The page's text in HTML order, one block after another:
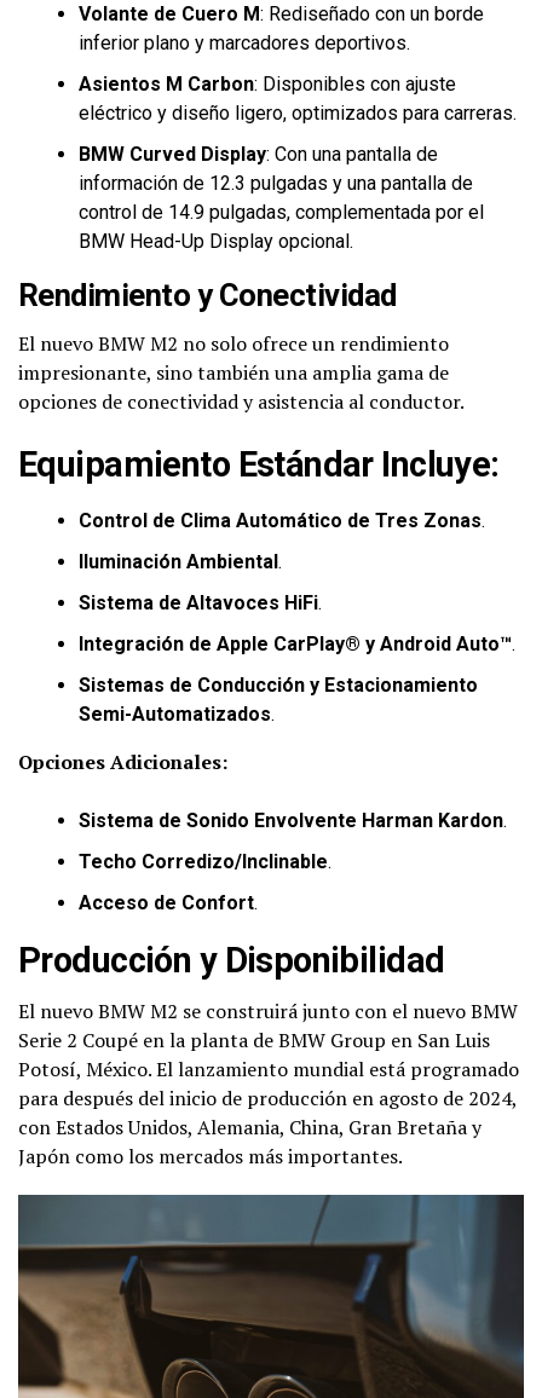
Volante de Cuero M: Rediseñado con un borde
inferior plano y marcadores deportivos.
Asientos M Carbon: Disponibles con ajuste
eléctrico y diseño ligero, optimizados para carreras.
BMW Curved Display: Con una pantalla de
información de 12.3 pulgadas y una pantalla de
control de 14.9 pulgadas, complementada por el
BMW Head-Up Display opcional.
Rendimiento y Conectividad
El nuevo BMW M2 no solo ofrece un rendimiento
impresionante, sino también una amplia gama de
opciones de conectividad y asistencia al conductor.
Equipamiento Estándar Incluye:
Control de Clima Automático de Tres Zonas.
Iluminación Ambiental.
Sistema de Altavoces HiFi.
Integración de Apple CarPlay® y Android Auto™.
Sistemas de Conducción y Estacionamiento
Semi-Automatizados.
Opciones Adicionales:
Sistema de Sonido Envolvente Harman Kardon.
Techo Corredizo/Inclinable.
Acceso de Confort.
Producción y Disponibilidad
El nuevo BMW M2 se construirá junto con el nuevo BMW
Serie 2 Coupé en la planta de BMW Group en San Luis
Potosí, México. El lanzamiento mundial está programado
para después del inicio de producción en agosto de 2024,
con Estados Unidos, Alemania, China, Gran Bretaña y
Japón como los mercados más importantes.